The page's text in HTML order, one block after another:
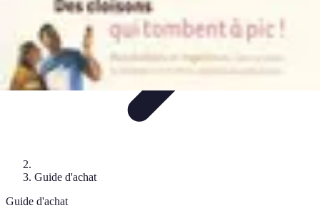
Guide d'achat
Guide d'achat